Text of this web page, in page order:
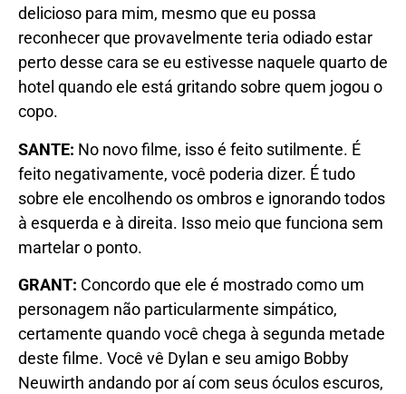
delicioso para mim, mesmo que eu possa
reconhecer que provavelmente teria odiado estar
perto desse cara se eu estivesse naquele quarto de
hotel quando ele está gritando sobre quem jogou o
copo.
SANTE: No novo filme, isso é feito sutilmente. É
feito negativamente, você poderia dizer. É tudo
sobre ele encolhendo os ombros e ignorando todos
à esquerda e à direita. Isso meio que funciona sem
martelar o ponto.
GRANT: Concordo que ele é mostrado como um
personagem não particularmente simpático,
certamente quando você chega à segunda metade
deste filme. Você vê Dylan e seu amigo Bobby
Neuwirth andando por aí com seus óculos escuros,